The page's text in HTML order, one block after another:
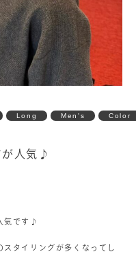
Long Men's Color
が人気♪
気です♪
タイリングが多くなってし